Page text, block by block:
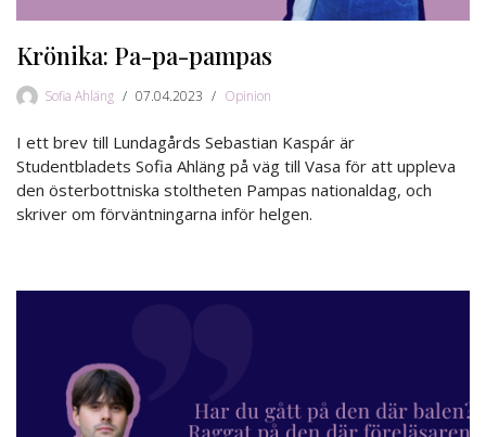
Krönika: Pa-pa-pampas
Sofia Ahläng 07.04.2023 Opinion
I ett brev till Lundagårds Sebastian Kaspár är
Studentbladets Sofia Ahläng på väg till Vasa för att uppleva
den österbottniska stoltheten Pampas nationaldag, och
skriver om förväntningarna inför helgen.